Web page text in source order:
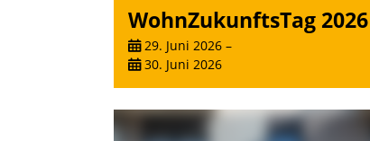
WohnZukunftsTag 2026
29. Juni 2026 –
30. Juni 2026